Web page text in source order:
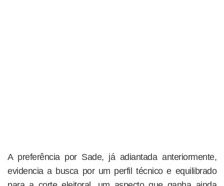
A preferência por Sade, já adiantada anteriormente,
evidencia a busca por um perfil técnico e equilibrado